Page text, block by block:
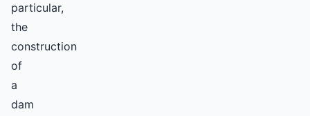
particular,
the
construction
of
a
dam